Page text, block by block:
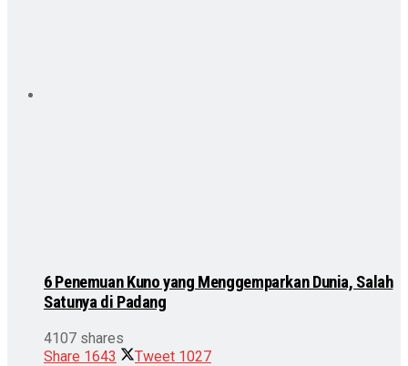
6 Penemuan Kuno yang Menggemparkan Dunia, Salah
Satunya di Padang
4107 shares
Share 1643 Tweet 1027